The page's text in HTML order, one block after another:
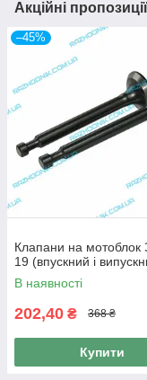
Акційні
–45%
Клапани на мотоблок
19 (впускний і
В наявності
202,40 ₴ 368 ₴
Купити